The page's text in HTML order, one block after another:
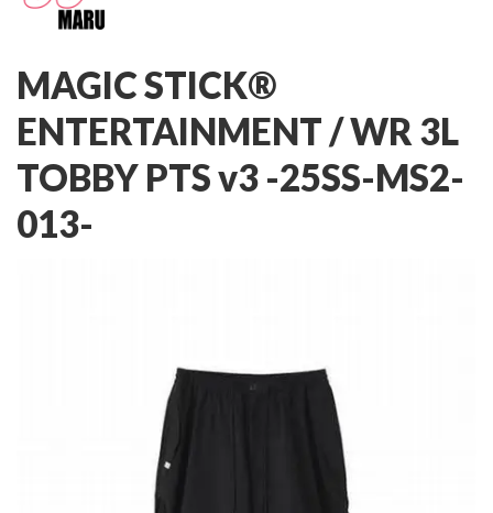
MAGIC STICK®
ENTERTAINMENT /WR 3L
TOBBY PTS v3 -25SS-MS2-
013-